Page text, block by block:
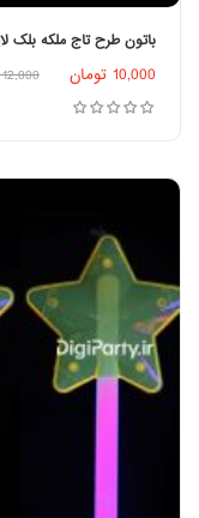
باتون طرح تاج ملکه بلک
10,000 تومان 12,000